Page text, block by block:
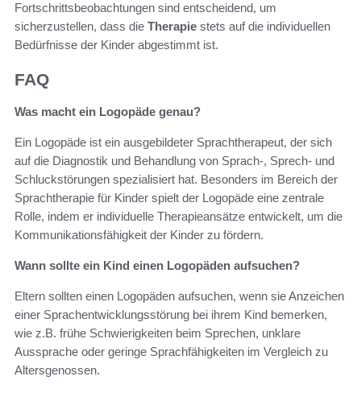
Fortschrittsbeobachtungen sind entscheidend, um
sicherzustellen, dass die Therapie stets auf die individuellen
Bedürfnisse der Kinder abgestimmt ist.
FAQ
Was macht ein Logopäde genau?
Ein Logopäde ist ein ausgebildeter Sprachtherapeut, der sich
auf die Diagnostik und Behandlung von Sprach-, Sprech- und
Schluckstörungen spezialisiert hat. Besonders im Bereich der
Sprachtherapie für Kinder spielt der Logopäde eine zentrale
Rolle, indem er individuelle Therapieansätze entwickelt, um die
Kommunikationsfähigkeit der Kinder zu fördern.
Wann sollte ein Kind einen Logopäden aufsuchen?
Eltern sollten einen Logopäden aufsuchen, wenn sie Anzeichen
einer Sprachentwicklungsstörung bei ihrem Kind bemerken,
wie z.B. frühe Schwierigkeiten beim Sprechen, unklare
Aussprache oder geringe Sprachfähigkeiten im Vergleich zu
Altersgenossen.